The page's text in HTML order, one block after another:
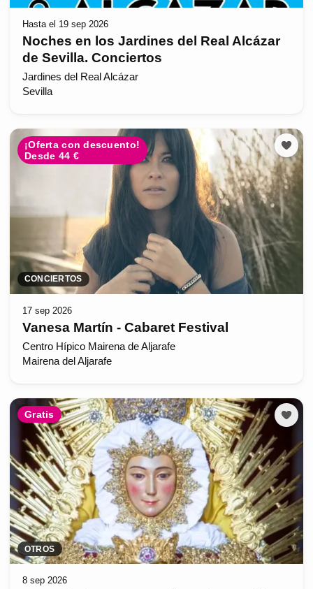
Hasta el 19 sep 2026
Noches en los Jardines del Real Alcázar
de Sevilla. Conciertos
Jardines del Real Alcázar
Sevilla
¡Oferta con descuento!
Desde 44 €
CONCIERTOS
17 sep 2026
Vanesa Martín - Cabaret Festival
Centro Hípico Mairena de Aljarafe
Mairena del Aljarafe
Gratis
OTROS
8 sep 2026